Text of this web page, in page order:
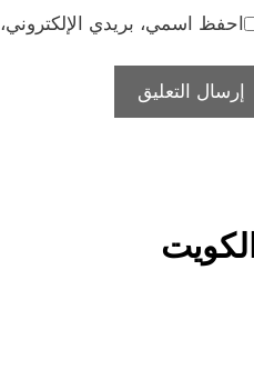
احفظ اسمي، بريدي